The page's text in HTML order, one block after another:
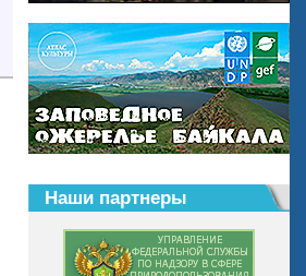
Наши партнеры